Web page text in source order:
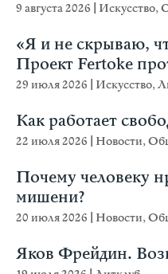
9 августа 2026 Искусство,
«Я и не скрываю,
Проект Fertoke
29 июля 2026 Искусство,
Как работает
22 июля 2026 Новости,
Почему человеку
мишени?
20 июля 2026 Новости,
Яков Фрейдин.